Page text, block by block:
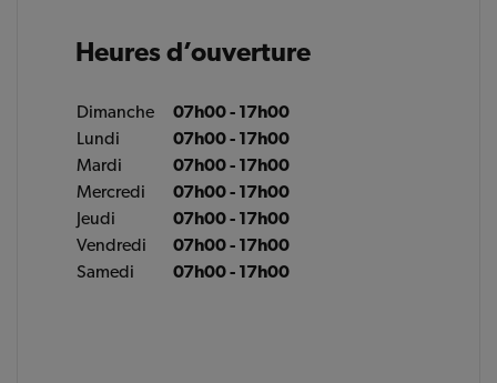
Heures d’ouverture
Dimanche
07h00 - 17h00
Lundi
07h00 - 17h00
Mardi
07h00 - 17h00
Mercredi
07h00 - 17h00
Jeudi
07h00 - 17h00
Vendredi
07h00 - 17h00
Samedi
07h00 - 17h00